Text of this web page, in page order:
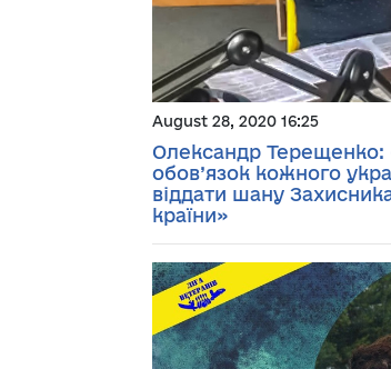
August 28, 2020 16:25
Олександр
обов’язок кожного
віддати шану
країни»